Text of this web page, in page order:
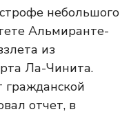
небольшого
Альмиранте-
из
Ла-Чинита.
отчет, в